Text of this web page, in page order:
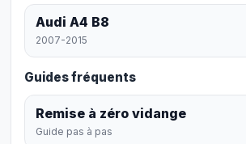
Audi A4 B8
2007-2015
Guides fréquents
Remise à zéro vidange
Guide pas à pas